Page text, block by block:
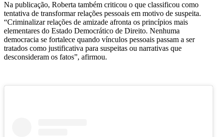
Na publicação, Roberta também criticou o que classificou como
tentativa de transformar relações pessoais em motivo de suspeita.
“Criminalizar relações de amizade afronta os princípios mais
elementares do Estado Democrático de Direito. Nenhuma
democracia se fortalece quando vínculos pessoais passam a ser
tratados como justificativa para suspeitas ou narrativas que
desconsideram os fatos”, afirmou.